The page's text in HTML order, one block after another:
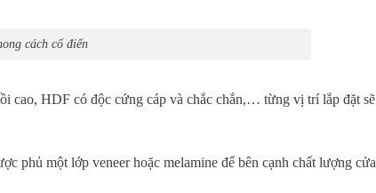
cách cổ điển
cao, HDF có độc cứng cáp và chắc chắn,… từng vị trí lắp đặt sẽ
phủ một lớp veneer hoặc melamine để bên cạnh chất lượng cửa